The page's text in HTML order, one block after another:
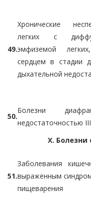
49.
Хронические
легких с
эмфиземой
сердцем в стадии
дыхательной
50.
Болезни
недостаточностью
X.
51.
Заболевания
выраженным
пищеварения